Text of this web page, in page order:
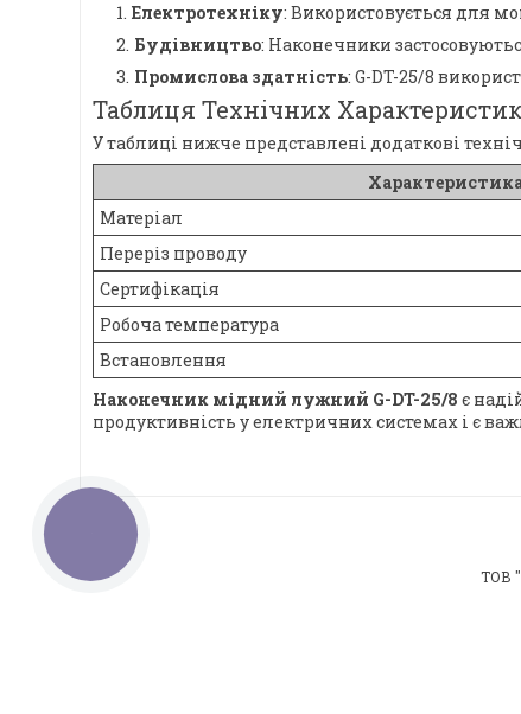
Електротехніку: Використовується для
Будівництво: Наконечники
Промислова здатність: G-DT-25/8
Таблиця Технічних
У таблиці нижче представлені додаткові
Матеріал
Переріз проводу
Сертифікація
Робоча температура
Встановлення
Наконечник мідний лужний G-DT-25/8 є
продуктивність у електричних системах і є